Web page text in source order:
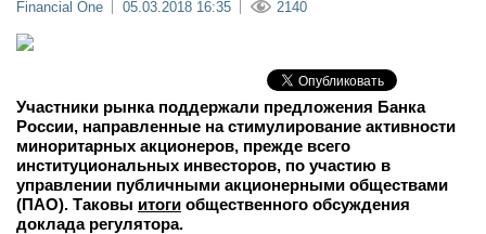
Мероприятия
Новости
Financial One 05.03.2018 16:35 2140
Участники рынка поддержали предложения Банка
России, направленные на стимулирование активности
миноритарных акционеров, прежде всего
институциональных инвесторов, по участию в
управлении публичными акционерными обществами
(ПАО). Таковы итоги общественного обсуждения
доклада регулятора.